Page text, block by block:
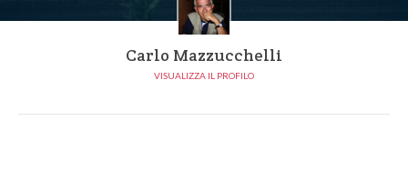
Carlo Mazzucchelli
VISUALIZZA IL PROFILO